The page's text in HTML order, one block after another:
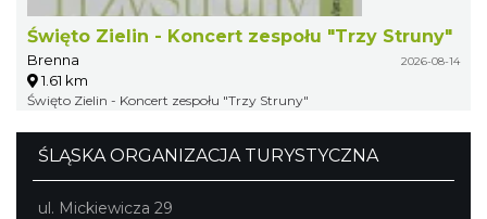
Święto Zielin - Koncert zespołu "Trzy Struny"
Brenna 2026-08-14
1.61 km
Święto Zielin - Koncert zespołu "Trzy Struny"
ŚLĄSKA ORGANIZACJA TURYSTYCZNA
ul. Mickiewicza 29